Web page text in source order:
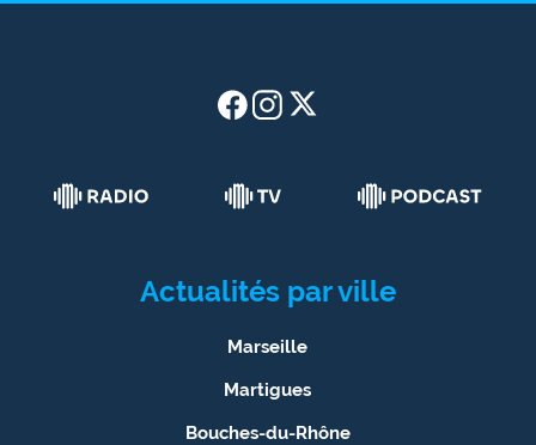
Actualités par ville
Marseille
Martigues
Bouches-du-Rhône